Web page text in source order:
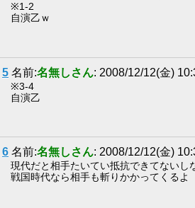
※1-2
自演乙ｗ
5 名前:名無しさん: 2008/12/12(金)
※3-4
自演乙
6 名前:名無しさん: 2008/12/12(金)
現代だと相手たいてい抵抗できてないし
戦国時代なら相手も斬りかかってくるよ